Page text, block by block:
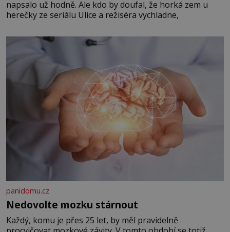
napsalo už hodně. Ale kdo by doufal, že horká zem u
herečky ze seriálu Ulice a režiséra vychladne,
panidomu.cz
Nedovolte mozku stárnout
Každý, komu je přes 25 let, by měl pravidelně